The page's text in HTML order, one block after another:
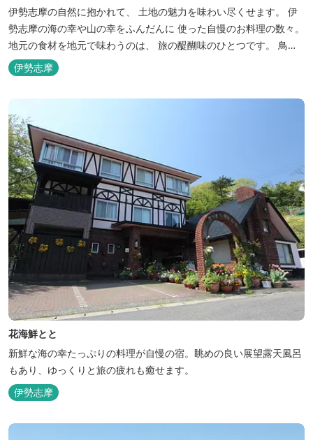
伊勢志摩の自然に抱かれて、 土地の魅力を味わい尽くせます。 伊
勢志摩の海の幸や山の幸をふんだんに 使った自慢のお料理の数々。
地元の食材を地元で味わうのは、 旅の醍醐味のひとつです。 鳥羽
湾の潮風を感じる露天風呂や 広々としたテラス付きのお部屋。 行
き交うフェリーをのんびり眺めて、 日常をちょっと忘れるひと時を
お過ごしください。
伊勢志摩
花海鮮とと
新鮮な海の幸たっぷりの料理が自慢の宿。眺めの良い展望露天風呂
もあり、ゆっくりと旅の疲れも癒せます。
伊勢志摩